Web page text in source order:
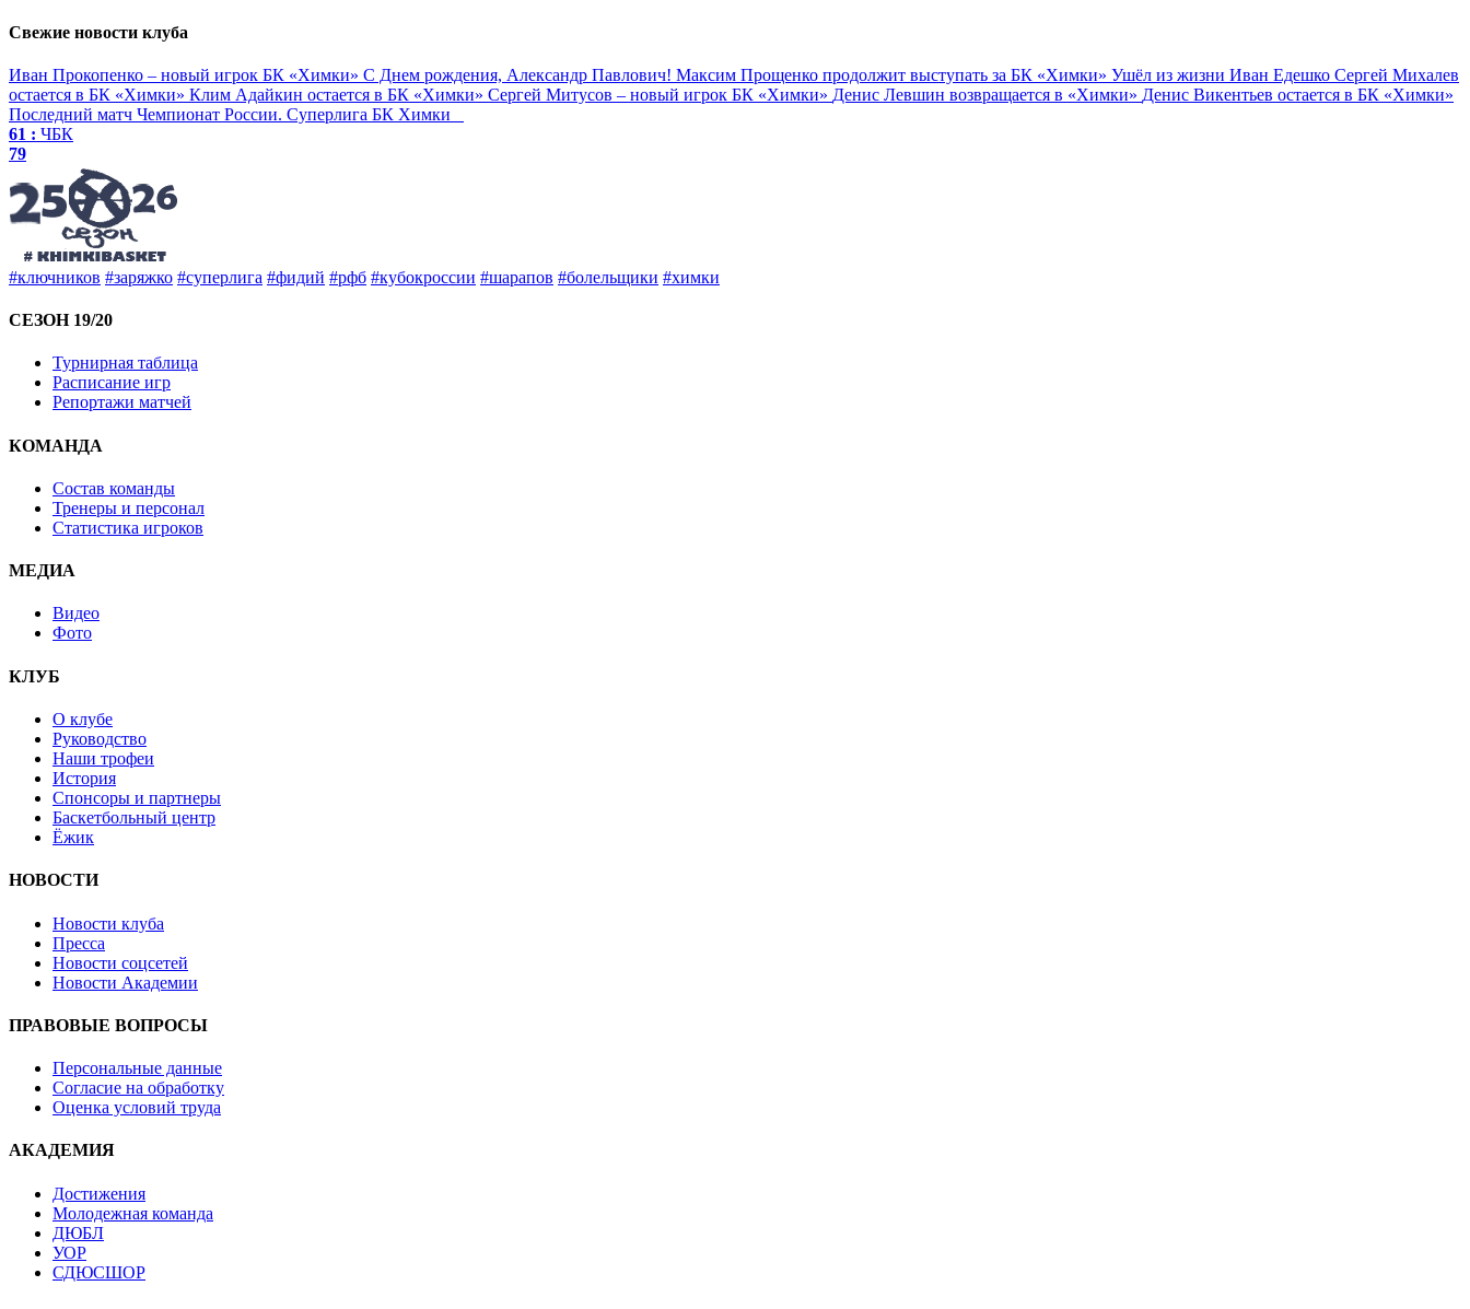
Свежие новости клуба
Иван Прокопенко – новый игрок БК «Химки» С Днем рождения, Александр Павлович! Максим Прощенко продолжит выступать за БК «Химки» Ушёл из жизни Иван Едешко Сергей Михалев
остается в БК «Химки» Клим Адайкин остается в БК «Химки» Сергей Митусов – новый игрок БК «Химки» Денис Левшин возвращается в «Химки» Денис Викентьев остается в БК «Химки»
Последний матч Чемпионат России. Суперлига БК Химки
61 : ЧБК
79
#ключников #заряжко #суперлига #фидий #рфб #кубокроссии #шарапов #болельщики #химки
СЕЗОН 19/20
Турнирная таблица
Расписание игр
Репортажи матчей
КОМАНДА
Состав команды
Тренеры и персонал
Статистика игроков
МЕДИА
Видео
Фото
КЛУБ
О клубе
Руководство
Наши трофеи
История
Спонсоры и партнеры
Баскетбольный центр
Ёжик
НОВОСТИ
Новости клуба
Пресса
Новости соцсетей
Новости Академии
ПРАВОВЫЕ ВОПРОСЫ
Персональные данные
Согласие на обработку
Оценка условий труда
АКАДЕМИЯ
Достижения
Молодежная команда
ДЮБЛ
УОР
СДЮСШОР